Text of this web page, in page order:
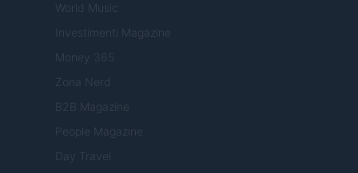
World Music
Investimenti Magazine
Money 365
Zona Nerd
B2B Magazine
People Magazine
Day Travel